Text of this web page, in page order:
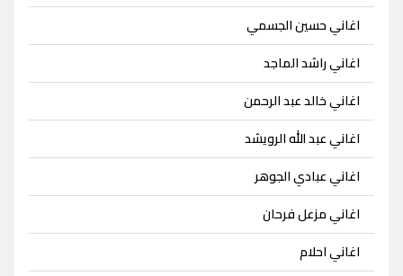
اغاني حسين الجسمي
اغاني راشد الماجد
اغاني خالد عبد الرحمن
اغاني عبد الله الرويشد
اغاني عبادي الجوهر
اغاني مزعل فرحان
اغاني احلام